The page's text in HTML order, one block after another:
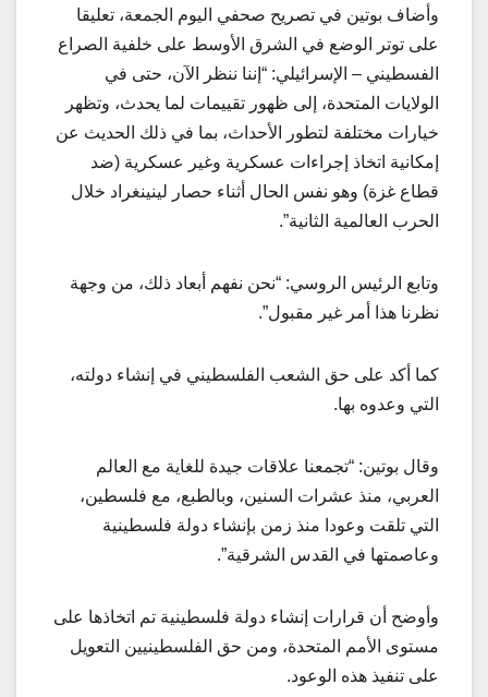
وأضاف بوتين في تصريح صحفي اليوم الجمعة، تعليقا
على توتر الوضع في الشرق الأوسط على خلفية الصراع
الفسطيني – الإسرائيلي: “إننا ننظر الآن، حتى في
الولايات المتحدة، إلى ظهور تقييمات لما يحدث، وتظهر
خيارات مختلفة لتطور الأحداث، بما في ذلك الحديث عن
إمكانية اتخاذ إجراءات عسكرية وغير عسكرية (ضد
قطاع غزة) وهو نفس الحال أثناء حصار لينينغراد خلال
الحرب العالمية الثانية”.
وتابع الرئيس الروسي: “نحن نفهم أبعاد ذلك، من وجهة
نظرنا هذا أمر غير مقبول”.
كما أكد على حق الشعب الفلسطيني في إنشاء دولته،
التي وعدوه بها.
وقال بوتين: “تجمعنا علاقات جيدة للغاية مع العالم
العربي، منذ عشرات السنين، وبالطبع، مع فلسطين،
التي تلقت وعودا منذ زمن بإنشاء دولة فلسطينية
وعاصمتها في القدس الشرقية”.
وأوضح أن قرارات إنشاء دولة فلسطينية تم اتخاذها على
مستوى الأمم المتحدة، ومن حق الفلسطينيين التعويل
على تنفيذ هذه الوعود.